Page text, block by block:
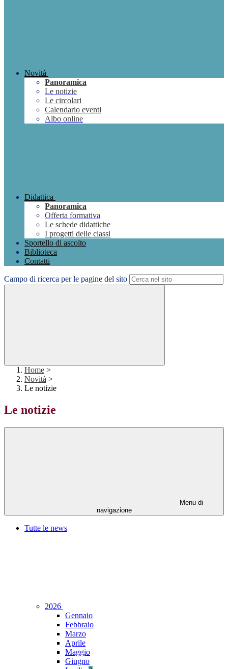
Novità
Panoramica
Le notizie
Le circolari
Calendario eventi
Albo online
Didattica
Panoramica
Offerta formativa
Le schede didattiche
I progetti delle classi
Sportello di ascolto
Biblioteca
Contatti
Campo di ricerca per le pagine del sito
Home >
Novità >
Le notizie
Le notizie
Menu di
navigazione
Tutte le news
2026
Gennaio
Febbraio
Marzo
Aprile
Maggio
Giugno